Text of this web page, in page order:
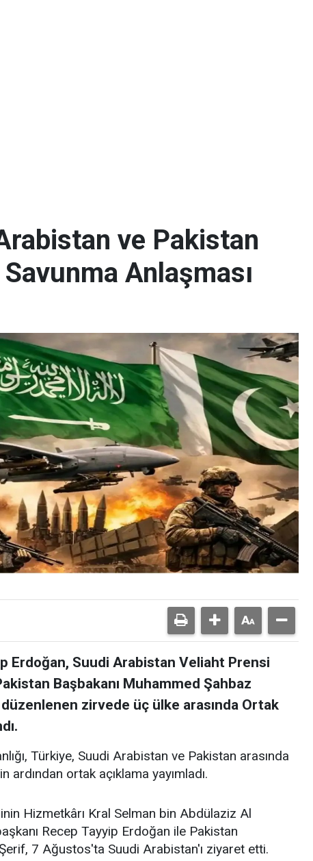
ve Pakistan
Anlaşması
Erdoğan, Suudi Arabistan Veliaht Prensi
Başbakanı Muhammed Şahbaz
düzenlenen zirvede üç ülke arasında Ortak
Türkiye, Suudi Arabistan ve Pakistan arasında
ortak açıklama yayımladı.
Hizmetkârı Kral Selman bin Abdülaziz Al
Recep Tayyip Erdoğan ile Pakistan
7 Ağustos'ta Suudi Arabistan'ı ziyaret etti.